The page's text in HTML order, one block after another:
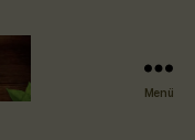
Menü